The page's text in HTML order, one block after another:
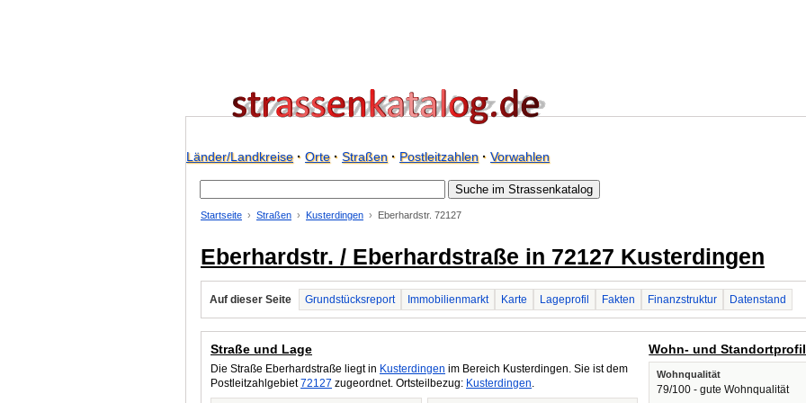
Länder/Landkreise· Orte· Straßen· Postleitzahlen· Vorwahlen
Startseite Straßen Kusterdingen Eberhardstr. 72127
Eberhardstr. / Eberhardstraße in 72127 Kusterdingen
Auf dieser Seite Grundstücksreport Immobilienmarkt Karte Lageprofil Fakten Finanzstruktur Datenstand
Straße und Lage
Die Straße Eberhardstraße liegt in Kusterdingen im Bereich Kusterdingen. Sie ist dem
Postleitzahlgebiet72127 zugeordnet. Ortsteilbezug: Kusterdingen.
Wohn- und Standortprofil
Wohnqualität
79/100 - gute Wohnqualität